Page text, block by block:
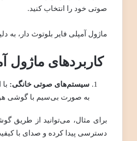
صوتی خود را انتخاب کنید.
ماژول آمپلی فایر بلوتوث دار، به
کاربردهای ماژول
سیستم‌های صوتی خانگی:
به صورت بی‌سیم با گوشی
برای مثال، می‌توانید از طریق
دسترسی پیدا کرده و صدای با